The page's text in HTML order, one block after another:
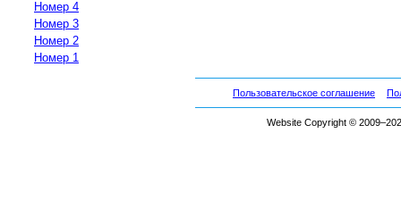
Номер 4
Номер 3
Номер 2
Номер 1
Пользовательское соглашение
Website Copyright ©